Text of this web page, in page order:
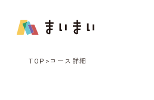
TOP コース詳細